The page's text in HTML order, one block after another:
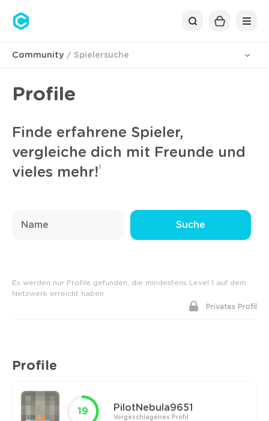
Cubolis
Community Spielersuche
Profile
Finde erfahrene Spieler,
vergleiche dich mit Freunde und
vieles mehr!1
Suche
Es werden nur Profile gefunden, die mindestens Level 1 auf dem
Netzwerk erreicht haben.
Privates Profil
Profile
19 PilotNebula9651
Vorgeschlagenes Profil